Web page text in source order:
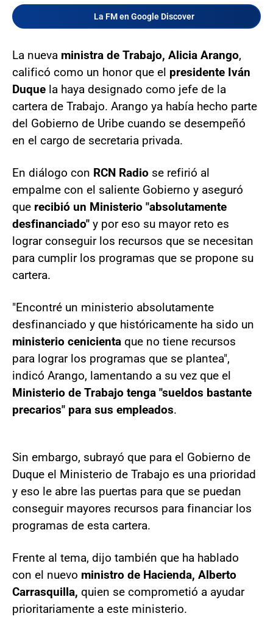
La FM en Google Discover
La nueva ministra de Trabajo, Alicia Arango,
calificó como un honor que el presidente Iván
Duque la haya designado como jefe de la
cartera de Trabajo. Arango ya había hecho parte
del Gobierno de Uribe cuando se desempeñó
en el cargo de secretaria privada.
En diálogo con RCN Radio se refirió al
empalme con el saliente Gobierno y aseguró
que recibió un Ministerio "absolutamente
desfinanciado" y por eso su mayor reto es
lograr conseguir los recursos que se necesitan
para cumplir los programas que se propone su
cartera.
"Encontré un ministerio absolutamente
desfinanciado y que históricamente ha sido un
ministerio cenicienta que no tiene recursos
para lograr los programas que se plantea",
indicó Arango, lamentando a su vez que el
Ministerio de Trabajo tenga "sueldos bastante
precarios" para sus empleados.
Sin embargo, subrayó que para el Gobierno de
Duque el Ministerio de Trabajo es una prioridad
y eso le abre las puertas para que se puedan
conseguir mayores recursos para financiar los
programas de esta cartera.
Frente al tema, dijo también que ha hablado
con el nuevo ministro de Hacienda, Alberto
Carrasquilla, quien se comprometió a ayudar
prioritariamente a este ministerio.